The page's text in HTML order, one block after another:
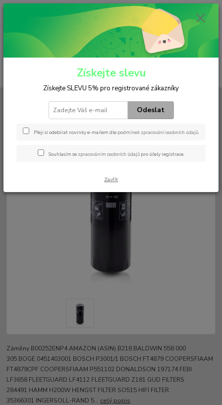
(Po-Pá, 6:30-15 hod.)
ks
0 Kč
W 11 102
Záměny B00252ENP4 AMAZON (ASIN) B218 BALDWIN 558 000
305 BOGE 0451403001 BOSCH P3001/1 BOSCH FT4879 COOPERSFIAAM
FT4879CPF COOPERSFIAAM P551102 DONALDSON 197174 FEBI
LF3658 FLEETGUARD LF4112 FLEETGUARD Z181 GUD FILTERS
284491 HAMM H200W HENGST FILTER SO515 HIFI FILTER
35366301 INGERSOLL-RAND 5... celý popis
Získejte slevu
Získejte SLEVU 5% pro registrované zákazníky
Odeslat
Přeji si odebírat novinky e-mailem dle podmínek zpracování osobních údajů.
Souhlasím se zpracováním osobních údajů pro účely registrace.
Zavřít